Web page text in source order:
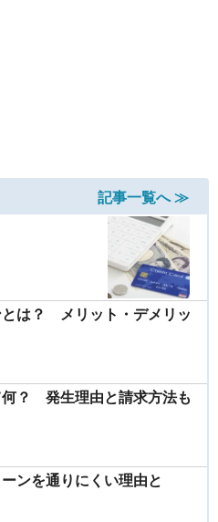
記事一覧へ ≫
は？ メリット・デメリッ
何？ 発生理由と請求方法も
ンを通りにくい理由と